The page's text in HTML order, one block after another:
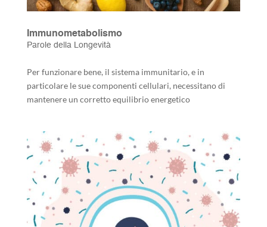
Immunometabolismo
Parole della Longevità
Per funzionare bene, il sistema immunitario, e in
particolare le sue componenti cellulari, necessitano di
mantenere un corretto equilibrio energetico